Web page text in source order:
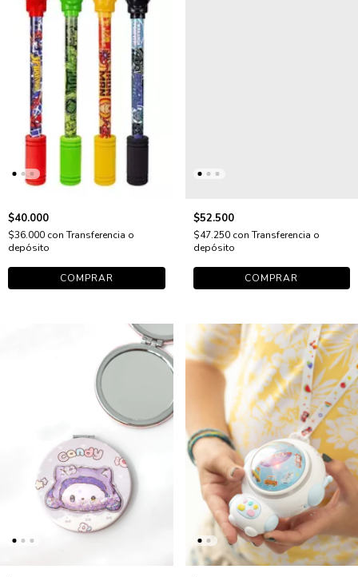
$40.000
$36.000 con Transferencia o
depósito
COMPRAR
$52.500
$47.250 con Transferencia o
depósito